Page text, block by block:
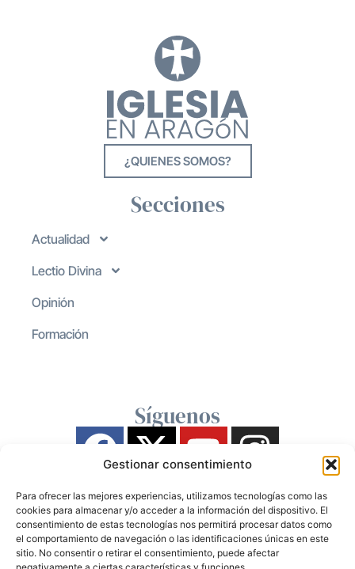
Gestionar consentimiento
Para ofrecer las mejores experiencias, utilizamos tecnologías como las
cookies para almacenar y/o acceder a la información del dispositivo. El
consentimiento de estas tecnologías nos permitirá procesar datos como
el comportamiento de navegación o las identificaciones únicas en este
sitio. No consentir o retirar el consentimiento, puede afectar
¿QUIENES SOMOS?
Secciones
Actualidad
Lectio Divina
Opinión
Formación
Síguenos